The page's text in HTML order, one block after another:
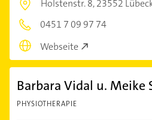
Holstenstr. 8,23552
0451 7 09 97 74
Webseite
Barbara Vidal u. Meike
PHYSIOTHERAPIE